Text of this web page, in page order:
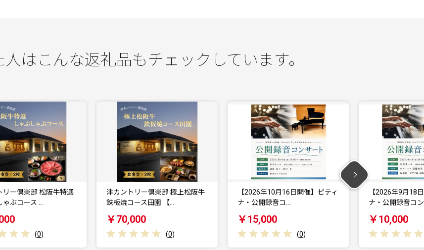
はこんな返礼品もチェックしています。
リー倶楽部 極上松阪牛
ース田園 【…
(0
【2026年10月16日開催】ピティ
ナ・公開録音コ…
￥15,000
(0
【2026年9月18日開催】ピティ
ナ・公開録音コン…
￥10,000
(0
与謝野町 馬と
験 馬と触れ合
￥15,000